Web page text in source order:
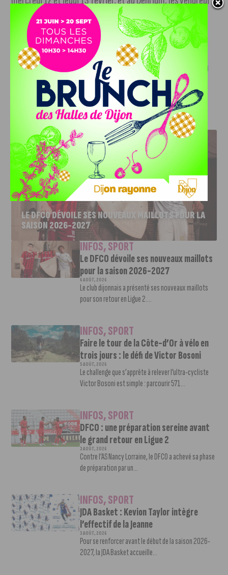
14 et samedi 15 février. Le parcours s’adresse à tout le
monde, que l’on soit seul ou en couple.
Pour réserver votre place, rendez-vous sur la
billetterie en
ligne (suivre le lien).
J'AIME LE DFCO
LE DFCO DÉVOILE SES NOUVEAUX MAILLOTS POUR LA
SAISON 2026-2027
INFOS,SPORT
Le DFCO dévoile ses nouveaux maillots
pour la saison 2026-2027
6 AOÛT, 2026
Le club dijonnais a présenté ses nouveaux maillots
pour son retour en Ligue 2....
INFOS,SPORT
Faire le tour de la Côte-d’Or à vélo en
trois jours : le défi de Victor Bosoni
5 AOÛT, 2026
Le challenge que s’apprête à relever l’ultra-cycliste
Victor Bosoni est simple : parcourir 571...
INFOS,SPORT
DFCO : une préparation sereine avant
le grand retour en Ligue 2
3 AOÛT, 2026
Contre l’AS Nancy Lorraine, le DFCO a achevé sa phase
de préparation par un...
INFOS,SPORT
JDA Basket : Kevion Taylor intègre
l’effectif de la Jeanne
3 AOÛT, 2026
Pour se renforcer avant le début de la saison 2026-
2027, la JDA Basket accueille...